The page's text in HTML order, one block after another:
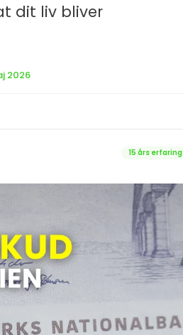
dit liv bliver
2026
15 års erfaring